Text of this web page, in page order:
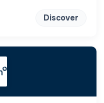
Discover